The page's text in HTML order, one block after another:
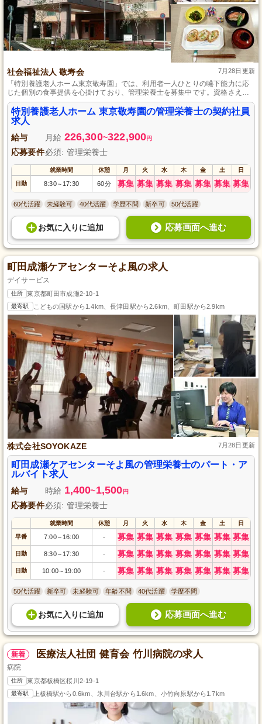
社会福祉法人 敬寿会 7月28日更新
「特別養護老人ホーム東京敬寿園」では、利用者一人ひとりの嚥下能力に応
じた個別の食事提供を心掛けており、管理栄養士を募集中です。資格さえあ
れば経験は不問で、子育てを支援する制度も整っているので、安心して働け
る職場環境を提供します。
特別養護老人ホーム 東京敬寿園の管理栄養士の契約社員
求人
給与 月給 226,300~322,900円
応募要件必須: 管理栄養士
就業時間 休憩 月 火 水 木 金 土 日
日勤 8:30～ 17:30 60分 募集 募集 募集 募集 募集 募集 募集
60代活躍 未経験可 40代活躍 学歴不問 新卒可 50代活躍
お気に入り に追加 応募画面へ進む
町田成瀬ケアセンターそよ風の求人
デイサービス
住所 東京都町田市成瀬2-10-1
最寄駅 こどもの国駅から1.4km、長津田駅から2.6km、町田駅から2.9km
株式会社SOYOKAZE 7月28日更新
町田成瀬ケアセンターそよ風の管理栄養士のパート・ア
ルバイト求人
給与 時給 1,400~1,500 円
応募要件必須: 管理栄養士
就業時間 休憩 月 火 水 木 金 土 日
早番 7:00～ 16:00 - 募集 募集 募集 募集 募集 募集 募集
日勤 8:30～ 17:30 - 募集 募集 募集 募集 募集 募集 募集
日勤 10:00～ 19:00 - 募集 募集 募集 募集 募集 募集 募集
50代活躍 新卒可 未経験可 年齢不問 40代活躍 学歴不問
お気に入り に追加 応募画面へ進む
新着 医療法人社団 健育会 竹川病院の求人
病院
住所 東京都板橋区桜川2-19-1
最寄駅 上板橋駅から0.6km、氷川台駅から1.6km、小竹向原駅から1.7km